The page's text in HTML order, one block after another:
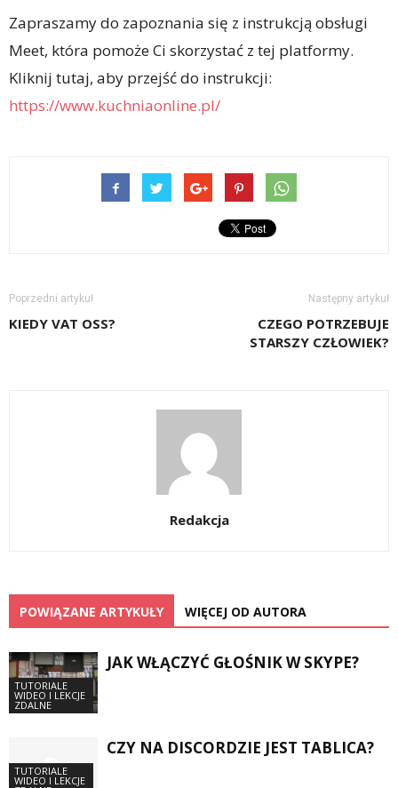
Zapraszamy do zapoznania się z instrukcją obsługi
Meet, która pomoże Ci skorzystać z tej platformy.
Kliknij tutaj, aby przejść do instrukcji:
https://www.kuchniaonline.pl/
Poprzedni artykuł
KIEDY VAT OSS?
Następny artykuł
CZEGO POTRZEBUJE
STARSZY CZŁOWIEK?
Redakcja
POWIĄZANE ARTYKUŁY WIĘCEJ OD AUTORA
TUTORIALE
WIDEO I LEKCJE
ZDALNE
JAK WŁĄCZYĆ GŁOŚNIK W SKYPE?
TUTORIALE
WIDEO I LEKCJE
CZY NA DISCORDZIE JEST TABLICA?